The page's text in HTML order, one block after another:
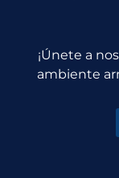
¡Únete a
ambiente